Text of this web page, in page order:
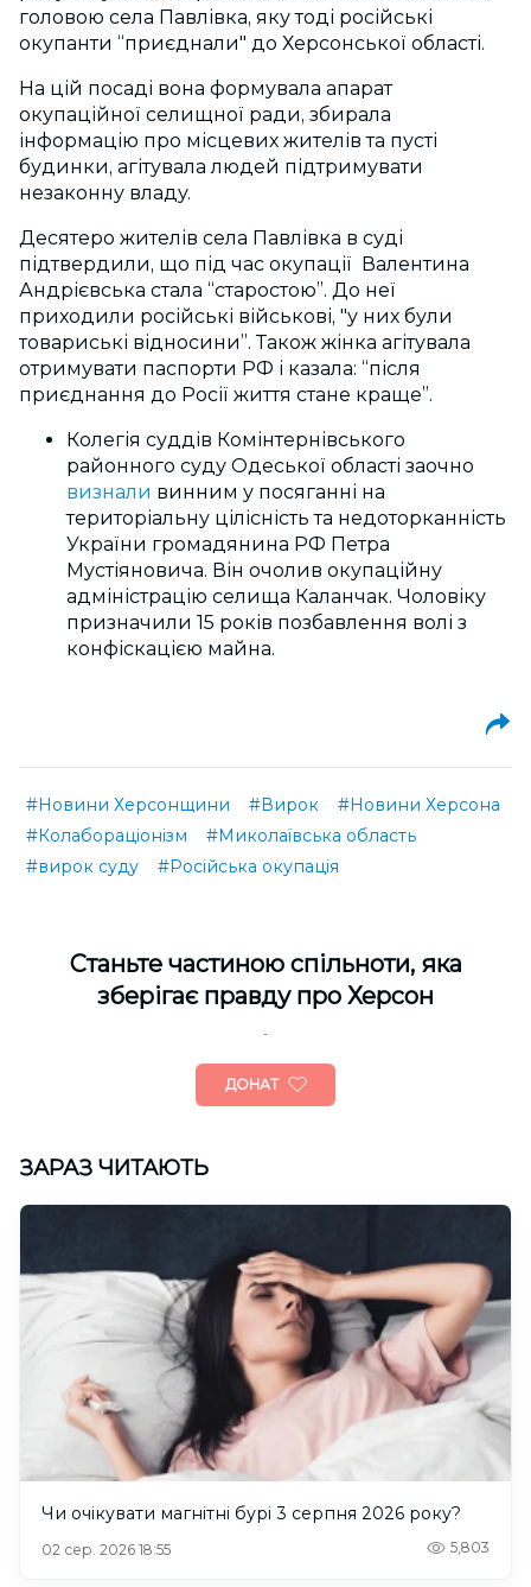
головою села Павлівка, яку тоді російські
окупанти “приєднали" до Херсонської області.
На цій посаді вона формувала апарат
окупаційної селищної ради, збирала
інформацію про місцевих жителів та пусті
будинки, агітувала людей підтримувати
незаконну владу.
Десятеро жителів села Павлівка в суді
підтвердили, що під час окупації Валентина
Андрієвська стала “старостою”. До неї
приходили російські військові, "у них були
товариські відносини”. Також жінка агітувала
отримувати паспорти РФ і казала: “після
приєднання до Росії життя стане краще”.
Колегія суддів Комінтернівського
районного суду Одеської області заочно
визнали винним у посяганні на
територіальну цілісність та недоторканність
України громадянина РФ Петра
Мустіяновича. Він очолив окупаційну
адміністрацію селища Каланчак. Чоловіку
призначили 15 років позбавлення волі з
конфіскацією майна.
#Новини Херсонщини #Вирок
#Новини Херсона
#Колабораціонізм
#Миколаївська область
#вирок суду
#Російська окупація
Cтаньте частиною спільноти, яка
зберігає правду про Херсон
ДОНАТ
ЗАРАЗ ЧИТАЮТЬ
Чи очікувати магнітні бурі 3 серпня 2026 року?
02 сер. 2026 18:55 5,803